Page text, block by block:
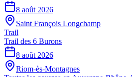
8 août 2026
Saint François Longchamp
Trail
Trail des 6 Burons
8 août 2026
Riom-ès-Montagnes